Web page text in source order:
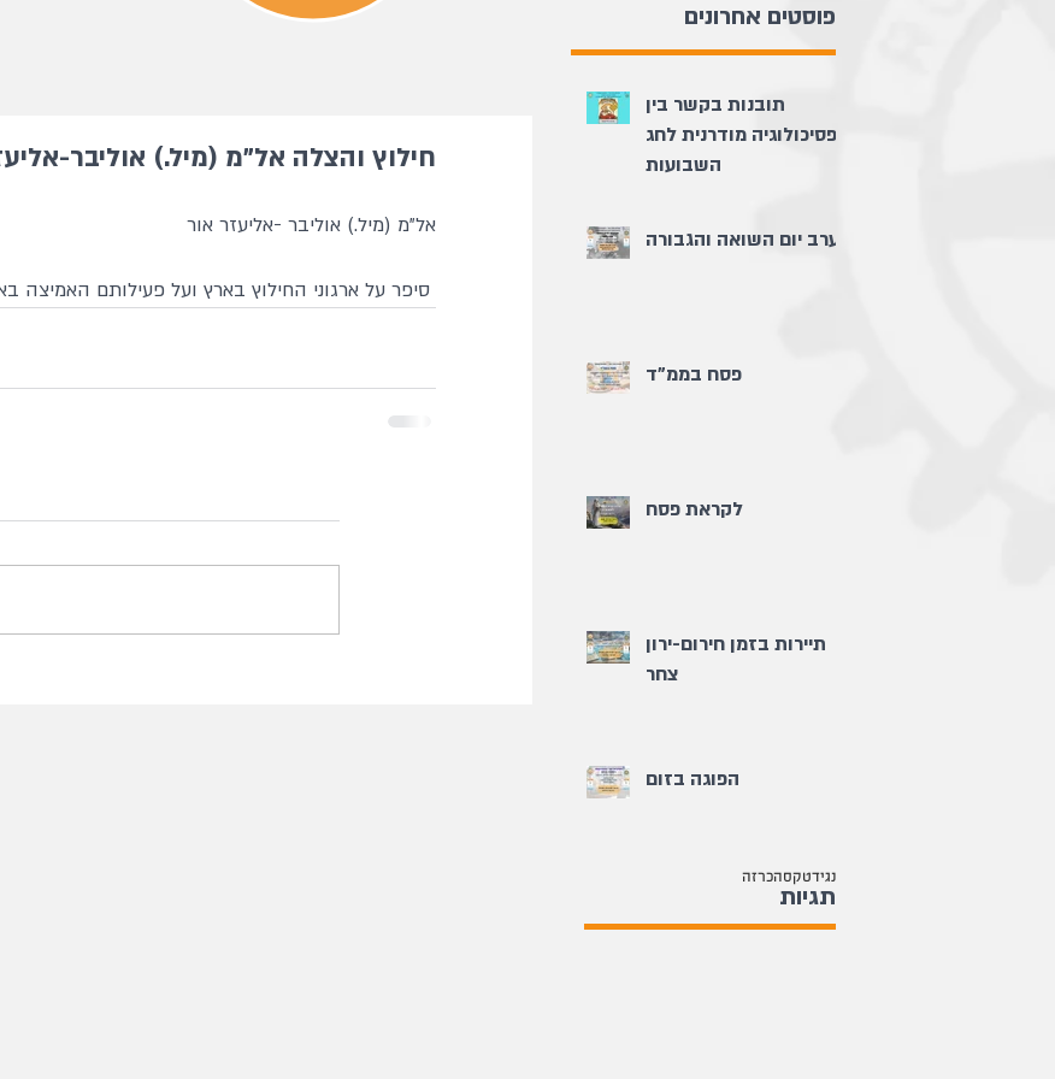
פוסטים אחרונים
חילוץ והצלה אל"מ (מיל.) אוליבר-
אל"מ (מיל.) אוליבר -אליעזר אור
תובנות בקשר בין
פסיכולוגיה מודרנית לחג
השבועות
ערב יום השואה והגבורה
פסח בממ"ד
לקראת פסח
תיירות בזמן חירום-ירון
צחר
הפוגה בזום
הכרזהטקסנגיד
תגיות